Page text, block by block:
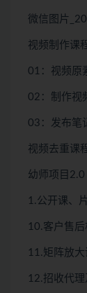
微信图片
视频制作课
01：视频原
02：制作视
03：发布笔
视频去重课
幼师项目2.0
1.公开课、
10.客户售
11.矩阵放
12.招收代